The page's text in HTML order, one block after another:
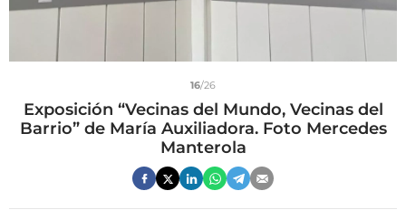
16/26
Exposición “Vecinas del Mundo, Vecinas del
Barrio” de María Auxiliadora. Foto Mercedes
Manterola